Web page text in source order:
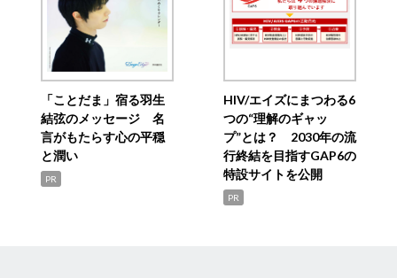
「ことだま」宿る羽生
結弦のメッセージ 名
言がもたらす心の平穏
と潤い
PR
HIV/エイズにまつわる6
つの“理解のギャッ
プ”とは？ 2030年の流
行終結を目指すGAP6の
特設サイトを公開
PR